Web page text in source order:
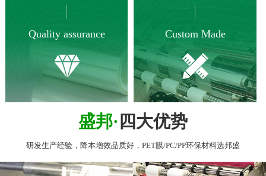
Quality assurance Custom Made
盛邦· 四大优势
研发生产经验，降本增效品质好，PET膜/PC/PP环保材料选邦盛